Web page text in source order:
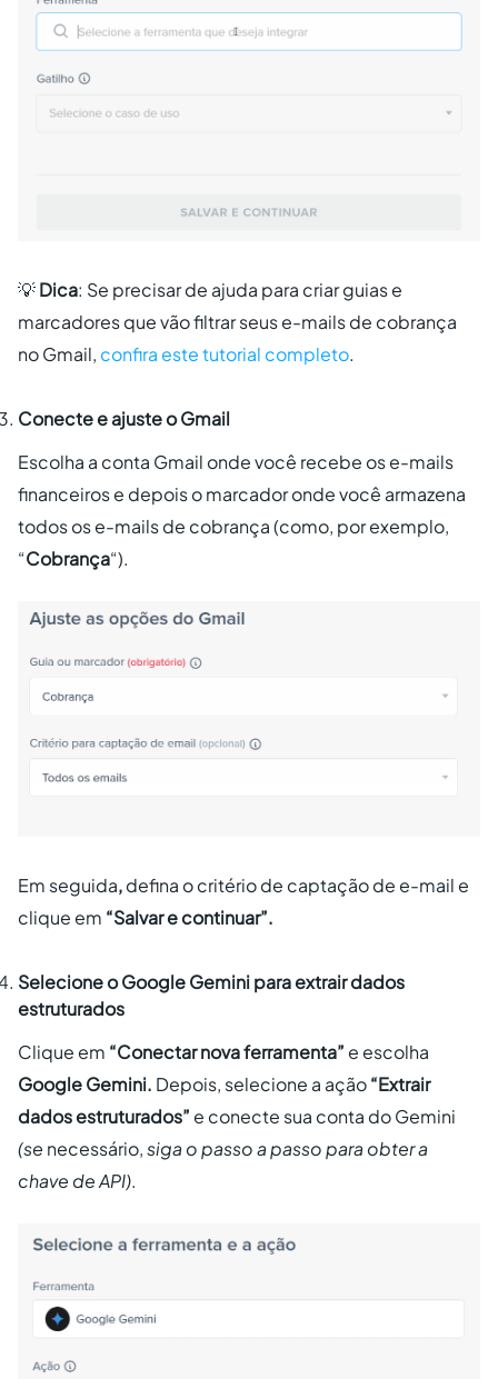
💡Dica: Se precisar de ajuda para criar guias e
marcadores que vão filtrar seus e-mails de cobrança
no Gmail, confira este tutorial completo.
Conecte e ajuste o Gmail
Escolha a conta Gmail onde você recebe os e-mails
financeiros e depois o marcador onde você armazena
todos os e-mails de cobrança (como, por exemplo,
“Cobrança“).
Em seguida,defina o critério de captação de e-mail e
clique em “Salvar e continuar”.
Selecione o Google Gemini para extrair dados
estruturados
Clique em “Conectar nova ferramenta” e escolha
Google Gemini. Depois, selecione a ação“Extrair
dados estruturados” e conecte sua conta do Gemini
(se necessário,siga o passo a passo para obter a
chave de API).